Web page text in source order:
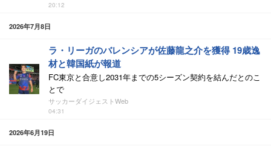
20:12
2026年7月8日
ラ・リーガのバレンシアが佐藤龍之介を獲得 19歳逸
材と韓国紙が報道
FC東京と合意し2031年までの5シーズン契約を結んだとのこ
とで
サッカーダイジェストWeb
04:31
2026年6月19日